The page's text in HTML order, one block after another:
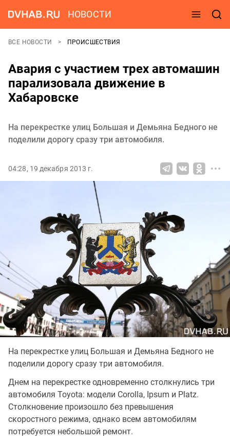
НОВОСТИ
ВСЕ НОВОСТИ ПРОИСШЕСТВИЯ
Авария с участием трех автомашин
парализовала движение в
Хабаровске
На перекрестке улиц Большая и Демьяна Бедного не
поделили дорогу сразу три автомобиля.
04:28, 19 декабря 2013 г.
На перекрестке улиц Большая и Демьяна Бедного не
поделили дорогу сразу три автомобиля.
Днем на перекрестке одновременно столкнулись три
автомобиля Toyota: модели Corolla, Ipsum и Platz.
Столкновение произошло без превышения
скоростного режима, однако всем автомобилям
потребуется небольшой ремонт.